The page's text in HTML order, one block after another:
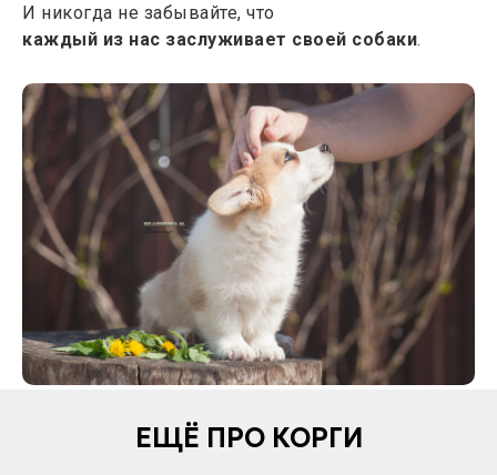
И никогда не забывайте, что
каждый из нас заслуживает своей собаки.
ЕЩЁ ПРО КОРГИ